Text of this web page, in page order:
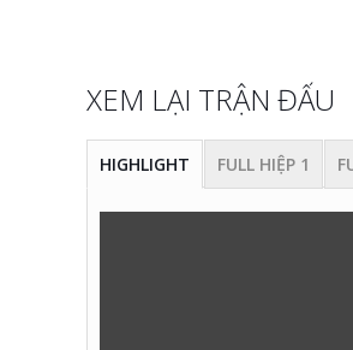
XEM LẠI TRẬN ĐẤU
HIGHLIGHT FULL HIỆP 1